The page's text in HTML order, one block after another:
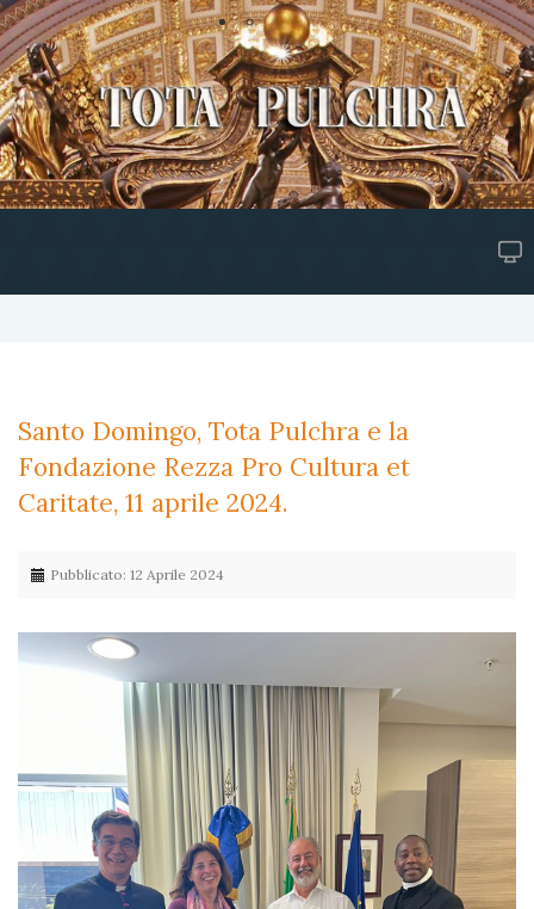
Santo Domingo, Tota Pulchra e la
Fondazione Rezza Pro Cultura et
Caritate, 11 aprile 2024.
Pubblicato: 12 Aprile 2024